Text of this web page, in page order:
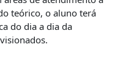
teórico, o aluno terá
do dia a dia da